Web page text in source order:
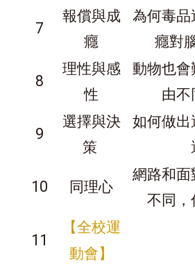
7
報償與成
癮
為何毒品
癮對
8
理性與感
性
動物也
由不
9
選擇與決
策
如何做出
10 同理心
網路和
不同，
11
【全校運
動會】